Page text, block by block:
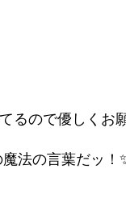
るので優しくお
法の言葉だッ！